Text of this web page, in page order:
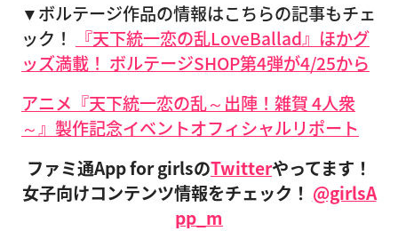
▼ボルテージ作品の情報はこちらの記事もチェ
ック！
『天下統一恋の乱LoveBallad』ほかグ
ッズ満載！ ボルテージSHOP第4弾が4/25から
アニメ『天下統一恋の乱～出陣！雑賀 4人衆
～』製作記念イベントオフィシャルリポート
ファミ通App for girlsのTwitterやってます！
女子向けコンテンツ情報をチェック！ @girlsA
pp_m